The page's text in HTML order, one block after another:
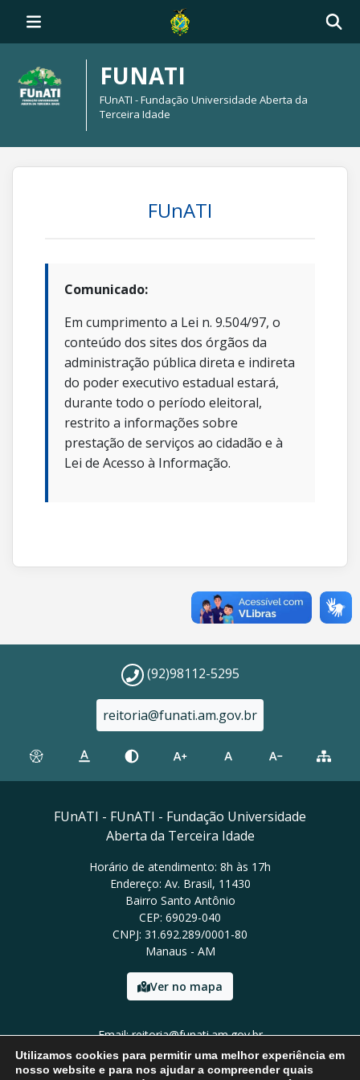
FUNATI
FUnATI - Fundação Universidade Aberta da
Terceira Idade
FUnATI
Comunicado:
Em cumprimento a Lei n. 9.504/97, o
conteúdo dos sites dos órgãos da
administração pública direta e indireta
do poder executivo estadual estará,
durante todo o período eleitoral,
restrito a informações sobre
prestação de serviços ao cidadão e à
Lei de Acesso à Informação.
(92)98112-5295
reitoria@funati.am.gov.br
FUnATI - FUnATI - Fundação Universidade
Aberta da Terceira Idade
Horário de atendimento: 8h às 17h
Endereço: Av. Brasil, 11430
Bairro Santo Antônio
CEP: 69029-040
CNPJ: 31.692.289/0001-80
Manaus - AM
Ver no mapa
Email: reitoria@funati.am.gov.br
Tel: (92)98112-5295
Utilizamos cookies para permitir uma melhor experiência em
nosso website e para nos ajudar a compreender quais